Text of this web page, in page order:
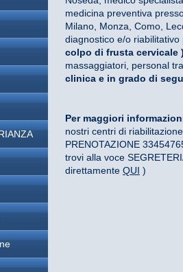
medicina preventiva
Milano, Monza, Como,
diagnostico e/o riabilitativo
colpo di frusta cervicale )
massaggiatori, personal
clinica e in grado di
Per maggiori
nostri centri di
PRENOTAZIONE
trovi alla voce
direttamente QUI )